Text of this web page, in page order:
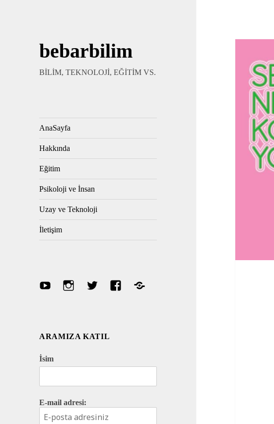
bebarbilim
BİLİM, TEKNOLOJİ, EĞİTİM VS.
AnaSayfa
Hakkında
Eğitim
Psikoloji ve İnsan
Uzay ve Teknoloji
İletişim
YoutubeInstagramTwitter FacebookDiscord
ARAMIZA KATIL
İsim
E-mail adresi: